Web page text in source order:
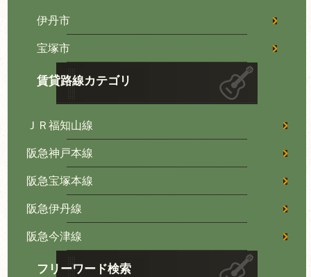
伊丹市
宝塚市
賃貸路線カテゴリ
ＪＲ福知山線
阪急神戸本線
阪急宝塚本線
阪急伊丹線
阪急今津線
フリーワード検索